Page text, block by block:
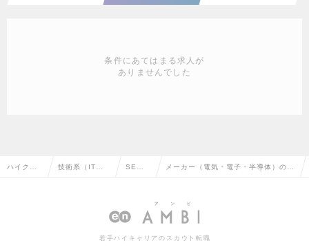
条件にあてはまる求人が
ありませんでした
ハイクラ 技術系（IT・W SE
系）
メーカー（電気・電子・半導体）のS
若手ハイキャリアのスカウト転職